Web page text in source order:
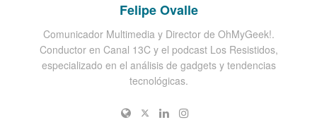
Felipe Ovalle
Comunicador Multimedia y Director de OhMyGeek!.
Conductor en Canal 13C y el podcast Los Resistidos,
especializado en el análisis de gadgets y tendencias
tecnológicas.